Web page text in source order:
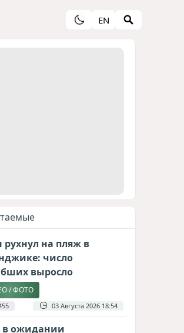
EN
рухнул на пляж в
число
выросло
/ ФОТО
03 Августа 2026 18:54
в ожидании